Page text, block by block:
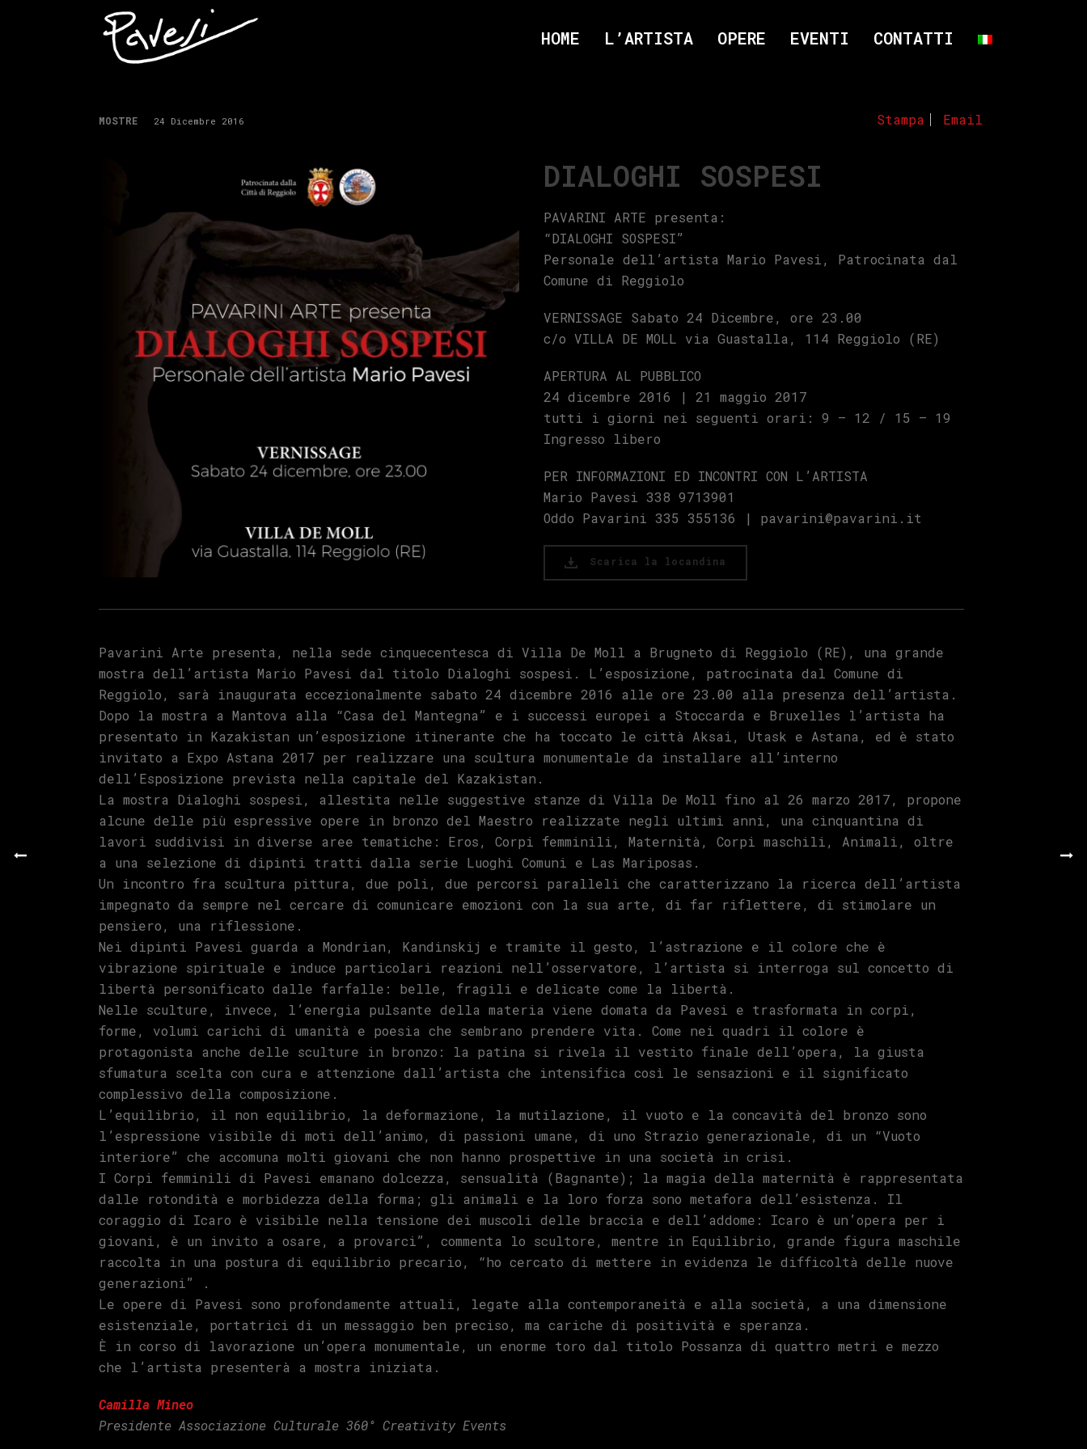
HOME L’ARTISTA OPERE EVENTI CONTATTI
Stampa Email
MOSTRE 24 Dicembre 2016
DIALOGHI SOSPESI
PAVARINI ARTE presenta:
“DIALOGHI SOSPESI”
Personale dell’artista Mario Pavesi, Patrocinata dal
Comune di Reggiolo
VERNISSAGE Sabato 24 Dicembre, ore 23.00
c/o VILLA DE MOLL via Guastalla, 114 Reggiolo (RE)
APERTURA AL PUBBLICO
24 dicembre 2016 | 21 maggio 2017
tutti i giorni nei seguenti orari: 9 – 12 / 15 – 19
Ingresso libero
PER INFORMAZIONI ED INCONTRI CON L’ARTISTA
Mario Pavesi 338 9713901
Oddo Pavarini 335 355136 | pavarini@pavarini.it
Scarica la locandina
Pavarini Arte presenta, nella sede cinquecentesca di Villa De Moll a Brugneto di Reggiolo (RE), una grande
mostra dell’artista Mario Pavesi dal titolo Dialoghi sospesi. L’esposizione, patrocinata dal Comune di
Reggiolo, sarà inaugurata eccezionalmente sabato 24 dicembre 2016 alle ore 23.00 alla presenza dell’artista.
Dopo la mostra a Mantova alla “Casa del Mantegna” e i successi europei a Stoccarda e Bruxelles l’artista ha
presentato in Kazakistan un’esposizione itinerante che ha toccato le città Aksai, Utask e Astana, ed è stato
invitato a Expo Astana 2017 per realizzare una scultura monumentale da installare all’interno
dell’Esposizione prevista nella capitale del Kazakistan.
La mostra Dialoghi sospesi, allestita nelle suggestive stanze di Villa De Moll fino al 26 marzo 2017, propone
alcune delle più espressive opere in bronzo del Maestro realizzate negli ultimi anni, una cinquantina di
lavori suddivisi in diverse aree tematiche: Eros, Corpi femminili, Maternità, Corpi maschili, Animali, oltre
a una selezione di dipinti tratti dalla serie Luoghi Comuni e Las Mariposas.
Un incontro fra scultura pittura, due poli, due percorsi paralleli che caratterizzano la ricerca dell’artista
impegnato da sempre nel cercare di comunicare emozioni con la sua arte, di far riflettere, di stimolare un
pensiero, una riflessione.
Nei dipinti Pavesi guarda a Mondrian, Kandinskij e tramite il gesto, l’astrazione e il colore che è
vibrazione spirituale e induce particolari reazioni nell’osservatore, l’artista si interroga sul concetto di
libertà personificato dalle farfalle: belle, fragili e delicate come la libertà.
Nelle sculture, invece, l’energia pulsante della materia viene domata da Pavesi e trasformata in corpi,
forme, volumi carichi di umanità e poesia che sembrano prendere vita. Come nei quadri il colore è
protagonista anche delle sculture in bronzo: la patina si rivela il vestito finale dell’opera, la giusta
sfumatura scelta con cura e attenzione dall’artista che intensifica così le sensazioni e il significato
complessivo della composizione.
L’equilibrio, il non equilibrio, la deformazione, la mutilazione, il vuoto e la concavità del bronzo sono
l’espressione visibile di moti dell’animo, di passioni umane, di uno Strazio generazionale, di un “Vuoto
interiore” che accomuna molti giovani che non hanno prospettive in una società in crisi.
I Corpi femminili di Pavesi emanano dolcezza, sensualità (Bagnante); la magia della maternità è rappresentata
dalle rotondità e morbidezza della forma; gli animali e la loro forza sono metafora dell’esistenza. Il
coraggio di Icaro è visibile nella tensione dei muscoli delle braccia e dell’addome: Icaro è un’opera per i
giovani, è un invito a osare, a provarci”, commenta lo scultore, mentre in Equilibrio, grande figura maschile
raccolta in una postura di equilibrio precario, “ho cercato di mettere in evidenza le difficoltà delle nuove
generazioni” .
Le opere di Pavesi sono profondamente attuali, legate alla contemporaneità e alla società, a una dimensione
esistenziale, portatrici di un messaggio ben preciso, ma cariche di positività e speranza.
È in corso di lavorazione un’opera monumentale, un enorme toro dal titolo Possanza di quattro metri e mezzo
che l’artista presenterà a mostra iniziata.
Camilla Mineo
Presidente Associazione Culturale 360° Creativity Events